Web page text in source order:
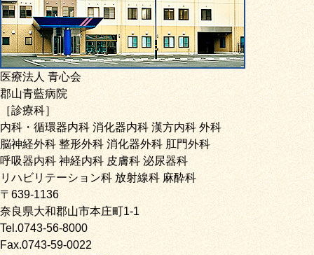
医療法人 青心会
郡山青藍病院
［診療科］
内科・循環器内科 消化器内科 漢方内科 外科
脳神経外科 整形外科 消化器外科 肛門外科
呼吸器内科 神経内科 皮膚科 泌尿器科
リハビリテーション科 放射線科 麻酔科
〒639-1136
奈良県大和郡山市本庄町1-1
Tel.0743-56-8000
Fax.0743-59-0022